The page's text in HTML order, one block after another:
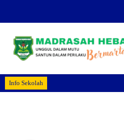
Info Sekolah